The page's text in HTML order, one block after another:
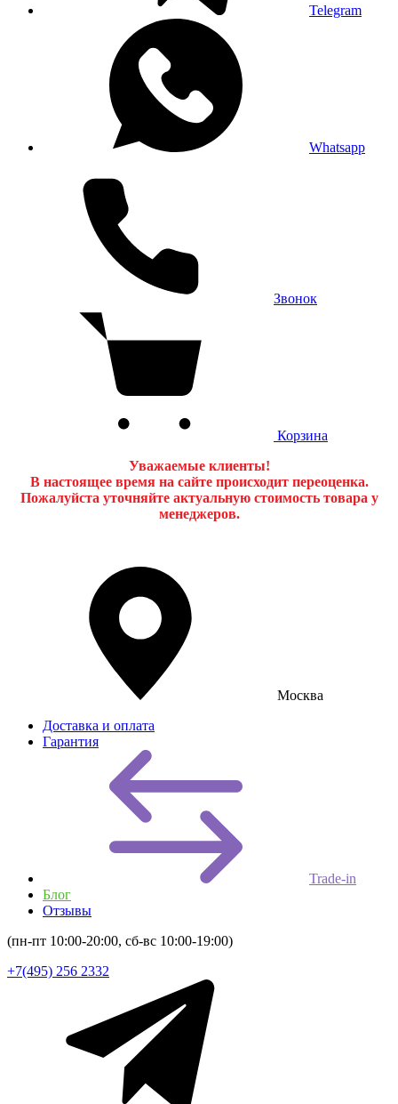
Telegram
Whatsapp
Звонок
Корзина
Уважаемые клиенты!
В настоящее время на сайте происходит переоценка.
Пожалуйста уточняйте актуальную стоимость товара у
менеджеров.
Москва
Доставка и оплата
Гарантия
Trade-in
Блог
Отзывы
(пн-пт 10:00-20:00, сб-вс 10:00-19:00)
+7(495) 256 2332